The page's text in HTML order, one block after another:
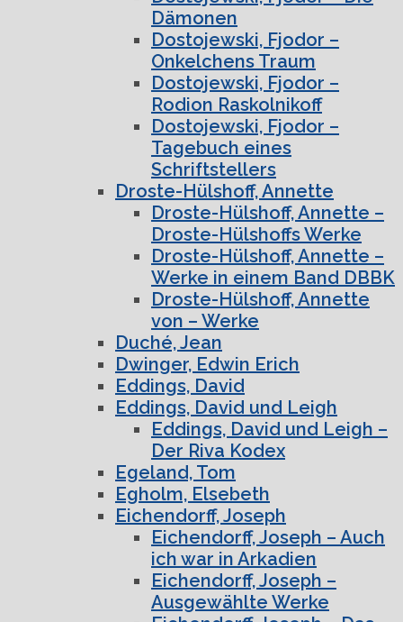
Dämonen
Dostojewski, Fjodor –
Onkelchens Traum
Dostojewski, Fjodor –
Rodion Raskolnikoff
Dostojewski, Fjodor –
Tagebuch eines
Schriftstellers
Droste-Hülshoff, Annette
Droste-Hülshoff, Annette –
Droste-Hülshoffs Werke
Droste-Hülshoff, Annette –
Werke in einem Band DBBK
Droste-Hülshoff, Annette
von – Werke
Duché, Jean
Dwinger, Edwin Erich
Eddings, David
Eddings, David und Leigh
Eddings, David und Leigh –
Der Riva Kodex
Egeland, Tom
Egholm, Elsebeth
Eichendorff, Joseph
Eichendorff, Joseph – Auch
ich war in Arkadien
Eichendorff, Joseph –
Ausgewählte Werke